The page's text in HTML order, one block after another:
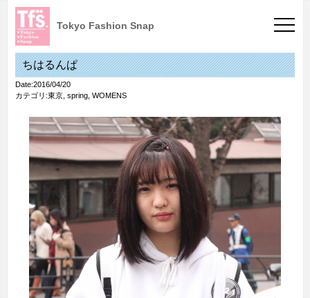
Tokyo Fashion Snap
ちはるんぱ
Date:2016/04/20
カテゴリ:東京, spring, WOMENS